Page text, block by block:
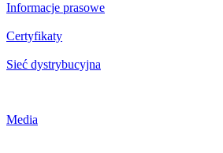
Informacje prasowe
Certyfikaty
Sieć dystrybucyjna
Media